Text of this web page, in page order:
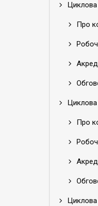
Циклова
Про
Циклова
Про
Циклова